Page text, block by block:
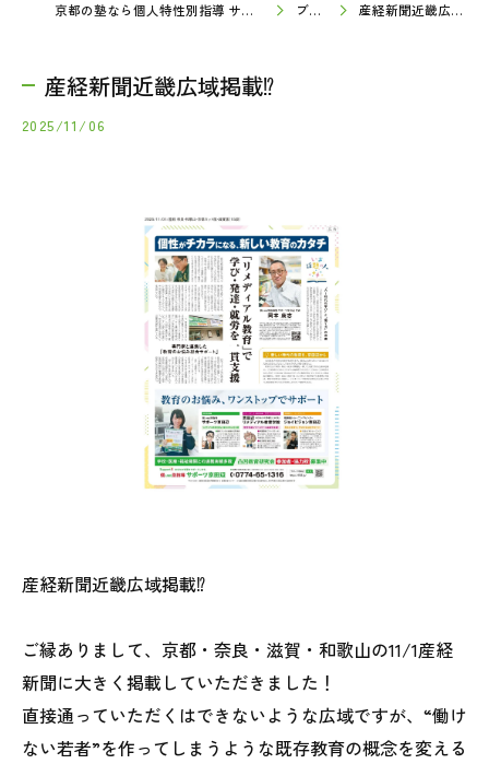
京都の塾なら個人特性別指導 サポーツ京田辺 ブログ 産経新聞近畿広域掲載⁉
産経新聞近畿広域掲載⁉
2025/11/06
産経新聞近畿広域掲載⁉
ご縁ありまして、京都・奈良・滋賀・和歌山の11/1産経
新聞に大きく掲載していただきました！
直接通っていただくはできないような広域ですが、“働け
ない若者”を作ってしまうような既存教育の概念を変える